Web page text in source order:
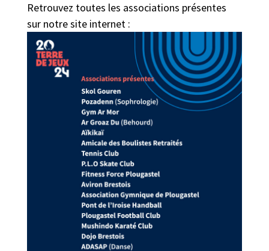
Retrouvez toutes les associations présentes
sur notre site internet :